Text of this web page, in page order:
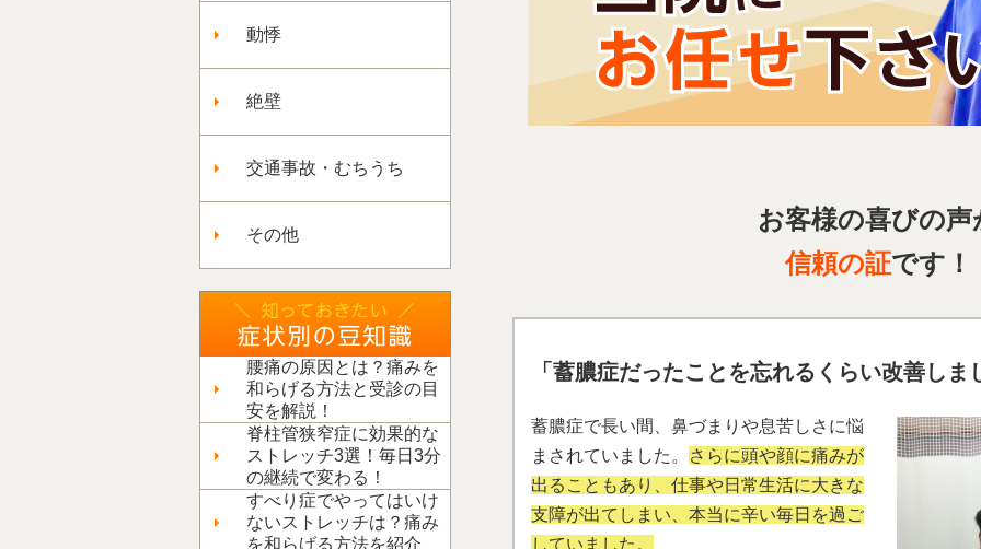
動悸
絶壁
交通事故・むちうち
その他
腰痛の原因とは？痛みを
和らげる方法と受診の目
安を解説！
脊柱管狭窄症に効果的な
ストレッチ3選！毎日3分
の継続で変わる！
すべり症でやってはいけ
ないストレッチは？痛み
を和らげる方法を紹介
お客様の喜びの声
信頼の証です！
「蓄膿症だったことを忘れるくらい改善しま
蓄膿症で長い間、鼻づまりや息苦しさに悩
まされていました。
さらに頭や顔に痛みが
出ることもあり、仕事や日常生活に大きな
支障が出てしまい、本当に辛い毎日を過ご
していました。